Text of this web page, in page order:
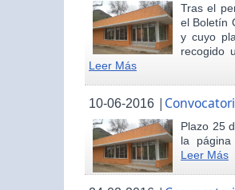
Tras el
el Boletín
y cuyo
recogido
Leer Más
10-06-2016 |
Plazo 25
la
Leer Más